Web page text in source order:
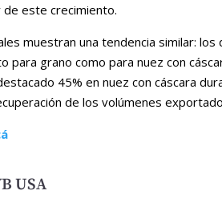
este crecimiento.
muestran una tendencia similar:
para grano como para nuez con
45% en nuez con cáscara
de los volúmenes
USA